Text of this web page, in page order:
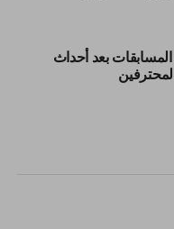
بعد أحداث